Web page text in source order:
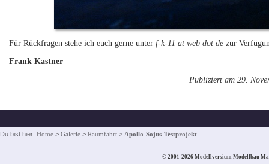
Für Rückfragen stehe ich euch gerne unterf-k-11 at web dot de zur
Frank Kastner
Publiziert am 29.
Du bist hier: Home > Galerie > Raumfahrt > Apollo-Sojus-Testprojekt
© 2001-2026 Modellversium Modellbau